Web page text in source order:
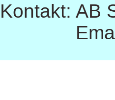
Kontakt: AB
Email: se